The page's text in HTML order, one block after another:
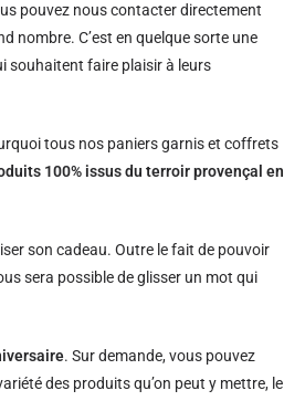
pouvez nous contacter directement
nombre. C’est en quelque sorte une
souhaitent faire plaisir à leurs
tous nos paniers garnis et coffrets
100% issus du terroir provençal en
son cadeau. Outre le fait de pouvoir
sera possible de glisser un mot qui
. Sur demande, vous pouvez
des produits qu’on peut y mettre, le